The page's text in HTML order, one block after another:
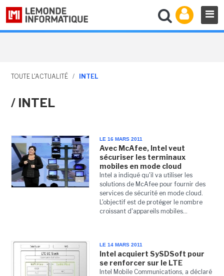
TOUTE L'ACTUALITÉ / INTEL
/ INTEL
LE 16 MARS 2011
Avec McAfee, Intel veut
sécuriser les terminaux
mobiles en mode cloud
Intel a indiqué qu'il va utiliser les
solutions de McAfee pour fournir des
services de sécurité en mode cloud.
L'objectif est de protéger le nombre
croissant d'appareils mobiles...
LE 14 MARS 2011
Intel acquiert SySDSoft pour
se renforcer sur le LTE
Intel Mobile Communications, a déclaré